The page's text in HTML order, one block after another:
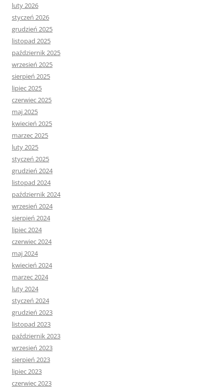
luty 2026
styczeń 2026
grudzień 2025
listopad 2025
październik 2025
wrzesień 2025
sierpień 2025
lipiec 2025
czerwiec 2025
maj 2025
kwiecień 2025
marzec 2025
luty 2025
styczeń 2025
grudzień 2024
listopad 2024
październik 2024
wrzesień 2024
sierpień 2024
lipiec 2024
czerwiec 2024
maj 2024
kwiecień 2024
marzec 2024
luty 2024
styczeń 2024
grudzień 2023
listopad 2023
październik 2023
wrzesień 2023
sierpień 2023
lipiec 2023
czerwiec 2023